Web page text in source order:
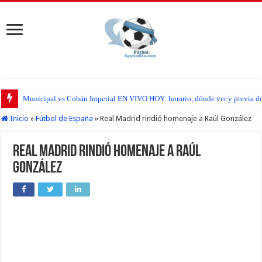
Municipal vs Cobán Imperial EN VIVO HOY: horario, dónde ver y previa
Inicio » Fútbol de España » Real Madrid rindió homenaje a Raúl González
Real Madrid rindió homenaje a Raúl
González